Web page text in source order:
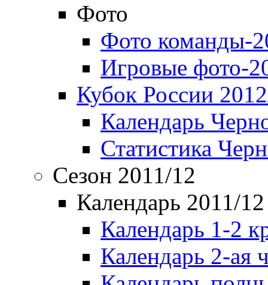
Фото
Фото команды-
Игровые фото-
Кубок России
Календарь
Статистика
Сезон 2011/12
Календарь 2011/12
Календарь 1-2
Календарь 2-ая